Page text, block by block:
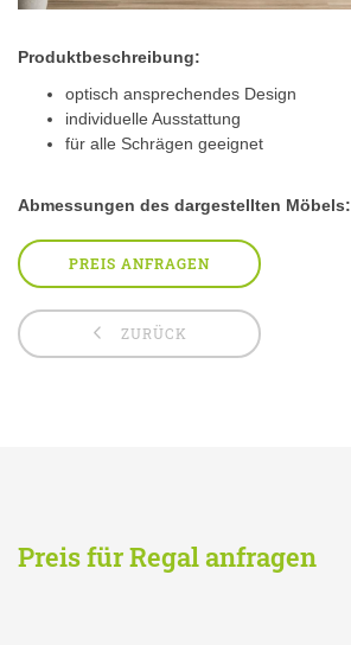
Produktbeschreibung:
optisch ansprechendes Design
individuelle Ausstattung
für alle Schrägen geeignet
Abmessungen des dargestellten Möbels:
PREIS ANFRAGEN
ZURÜCK
Preis für Regal anfragen